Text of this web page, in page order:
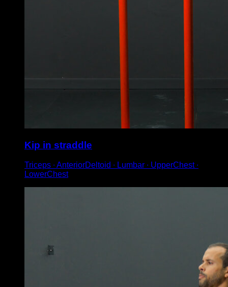
Kip in straddle
Triceps ∙ AnteriorDeltoid ∙ Lumbar ∙ UpperChest ∙
LowerChest